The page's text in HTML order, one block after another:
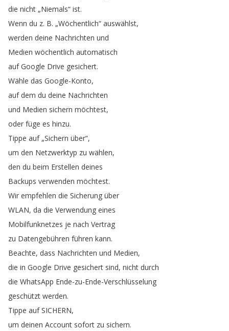
die nicht „Niemals“ ist.
Wenn du z. B. „Wöchentlich“ auswählst,
werden deine Nachrichten und
Medien wöchentlich automatisch
auf Google Drive gesichert.
Wähle das Google-Konto,
auf dem du deine Nachrichten
und Medien sichern möchtest,
oder füge es hinzu.
Tippe auf„Sichern über“,
um den Netzwerktyp zu wählen,
den du beim Erstellen deines
Backups verwenden möchtest.
Wir empfehlen die Sicherung über
WLAN, da die Verwendung eines
Mobilfunknetzes je nach Vertrag
zu Datengebühren führen kann.
Beachte, dass Nachrichten und Medien,
die in Google Drive gesichert sind, nicht durch
die WhatsApp Ende-zu-Ende-Verschlüsselung
geschützt werden.
Tippe auf SICHERN,
um deinen Account sofort zu sichern.